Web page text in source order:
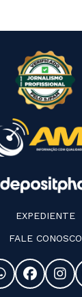
EXPEDIENTE
FALE CONOSCO